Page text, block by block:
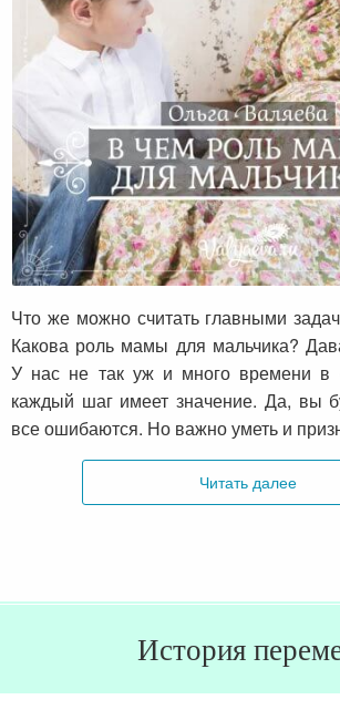
В чем роль мамы для
Что же можно считать главными
Какова роль мамы для мальчика?
У нас не так уж и много времени в
каждый шаг имеет значение. Да, вы
все ошибаются. Но важно уметь и
Читать далее
История